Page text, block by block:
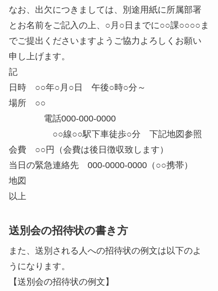
なお、出欠につきましては、別途用紙に所属部署
とお名前をご記入の上、○月○日までに○○課○○○○ま
でご提出くださいますようご協力よろしくお願い
申し上げます。
記
日時 ○○年○月○日 午後○時○分～
場所 ○○
電話000-000-0000
○○線○○駅下車徒歩○分 下記地図参照
会費 ○○円（会費は後日徴収致します）
当日の緊急連絡先 000-0000-0000（○○携帯）
地図
以上
送別会の招待状の書き方
また、送別される人への招待状の例文は以下のよ
うになります。
【送別会の招待状の例文】